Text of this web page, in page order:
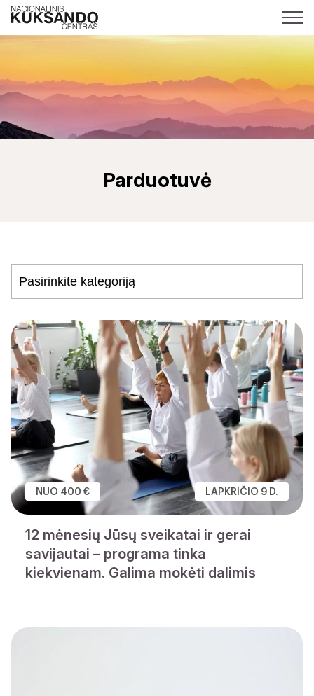
Parduotuvė
NUO 400 € LAPKRIČIO 9 D.
12 mėnesių Jūsų sveikatai ir gerai
savijautai – programa tinka
kiekvienam. Galima mokėti dalimis